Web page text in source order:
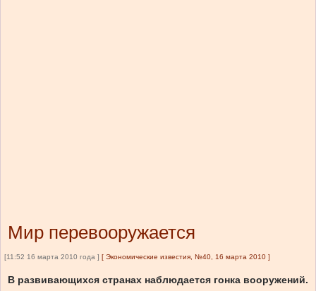
Мир перевооружается
[11:52 16 марта 2010 года ] [ Экономические известия, №40, 16 марта 2010 ]
В развивающихся странах наблюдается гонка вооружений.